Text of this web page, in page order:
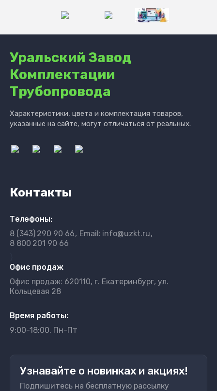
Уральский Завод
Комплектации
Трубопровода
Характеристики, цвета и комплектация товаров,
указанные на сайте, могут отличаться от реальных.
Контакты
Телефоны:
8 (343) 290 90 66 Email: info@uzkt.ru
8 800 201 90 66
Офис продаж
Офис продаж: 620110, г. Екатеринбург, ул.
Кольцевая 28
Время работы:
9:00-18:00, Пн-Пт
Узнавайте о новинках и акциях!
Подпишитесь на бесплатную рассылку